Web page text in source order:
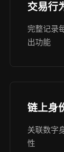
交易行
完整记录
出功能
链上身
关联数字
性